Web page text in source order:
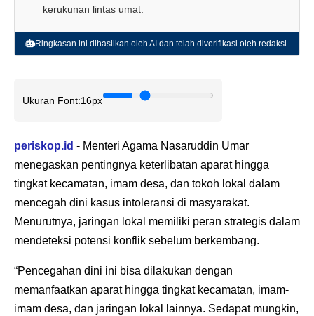
kerukunan lintas umat.
Ringkasan ini dihasilkan oleh AI dan telah diverifikasi oleh redaksi
Ukuran Font:16px
periskop.id - Menteri Agama Nasaruddin Umar
menegaskan pentingnya keterlibatan aparat hingga
tingkat kecamatan, imam desa, dan tokoh lokal dalam
mencegah dini kasus intoleransi di masyarakat.
Menurutnya, jaringan lokal memiliki peran strategis dalam
mendeteksi potensi konflik sebelum berkembang.
“Pencegahan dini ini bisa dilakukan dengan
memanfaatkan aparat hingga tingkat kecamatan, imam-
imam desa, dan jaringan lokal lainnya. Sedapat mungkin,